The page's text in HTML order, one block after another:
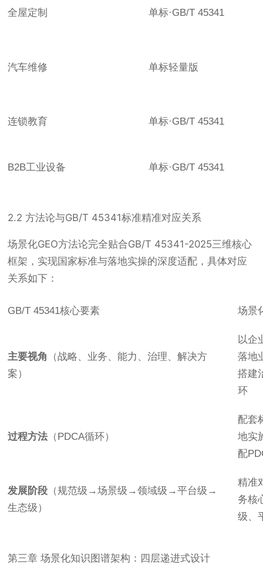
全屋定制 单标·GB/T 45341
汽车维修 单标轻量版
连锁教育 单标·GB/T 45341
B2B工业设备 单标·GB/T 45341
2.2 方法论与GB/T 45341标准精准对应关系
场景化GEO方法论完全贴合GB/T 45341-2025三维核心
框架，实现国家标准与落地实操的深度适配，具体对应
关系如下：
GB/T 45341核心要素 场景
主要视角
（战略、业务、能力、治理、解决方
案）
以企
落地
搭建
环
过程方法 （PDCA循环）
配套
地实
配
发展阶段 （规范级→场景级→领域级→平台级→
生态级）
精准
务核
级、
第三章 场景化知识图谱架构：四层递进式设计